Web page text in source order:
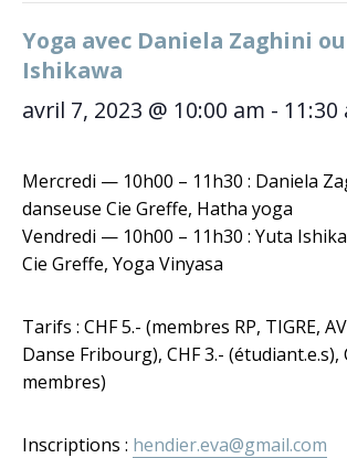
Yoga avec Daniela Zaghini
Ishikawa
avril 7, 2023 @ 10:00 am - 11:30
Mercredi — 10h00 – 11h30 : Daniela
danseuse Cie Greffe, Hatha yoga
Vendredi — 10h00 – 11h30 : Yuta
Cie Greffe, Yoga Vinyasa
Tarifs : CHF 5.- (membres RP, TIGRE,
Danse Fribourg), CHF 3.- (étudiant.e.s),
membres)
Inscriptions : hendier.eva@gmail.com